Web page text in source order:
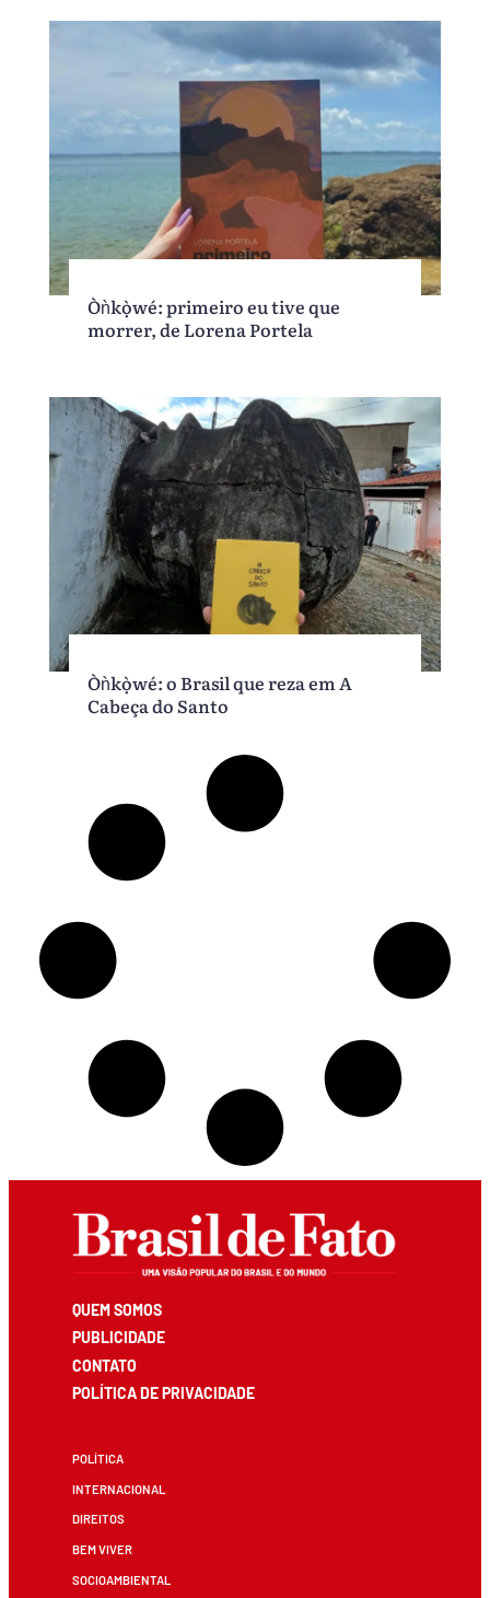
Òǹkọ̀wé: primeiro eu tive que
morrer, de Lorena Portela
Òǹkọ̀wé: o Brasil que reza em A
Cabeça do Santo
QUEM SOMOS
PUBLICIDADE
CONTATO
POLÍTICA DE PRIVACIDADE
POLÍTICA
INTERNACIONAL
DIREITOS
BEM VIVER
SOCIOAMBIENTAL